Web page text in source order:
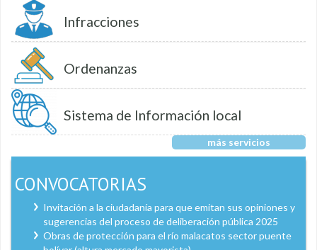
Infracciones
Ordenanzas
Sistema de Información local
más servicios
CONVOCATORIAS
Invitación a la ciudadanía para que emitan sus opiniones y
sugerencias del proceso de deliberación pública 2025
Obras de protección para el río malacatos sector puente